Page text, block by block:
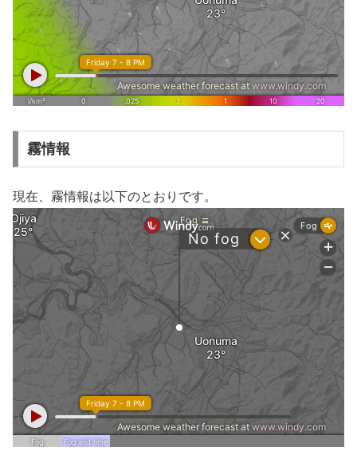
霧情報
現在、霧情報は以下のとおりです。